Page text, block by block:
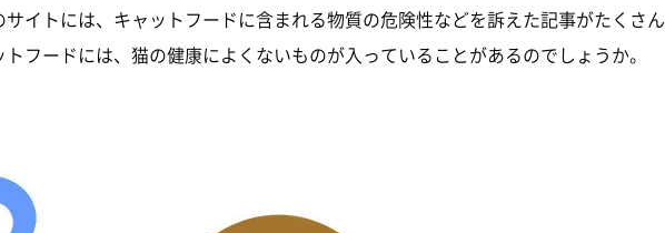
イトには、キャットフードに含まれる物質の危険性などを訴えた記事がたくさん
フードには、猫の健康によくないものが入っていることがあるのでしょうか。